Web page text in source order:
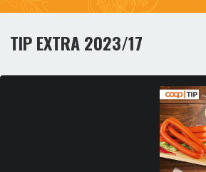
TIP EXTRA 2023/17